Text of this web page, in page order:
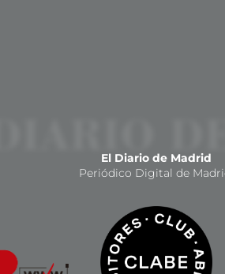
El Diario de Madrid
Periódico Digital de